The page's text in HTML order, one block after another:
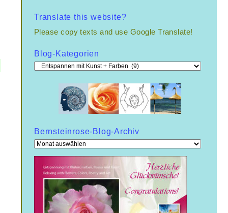
Translate this website?
Please copy texts and use Google Translate!
Blog-Kategorien
Blog-
Kategorien
Bernsteinrose-Blog-Archiv
Bernsteinrose-
Blog-
Archiv